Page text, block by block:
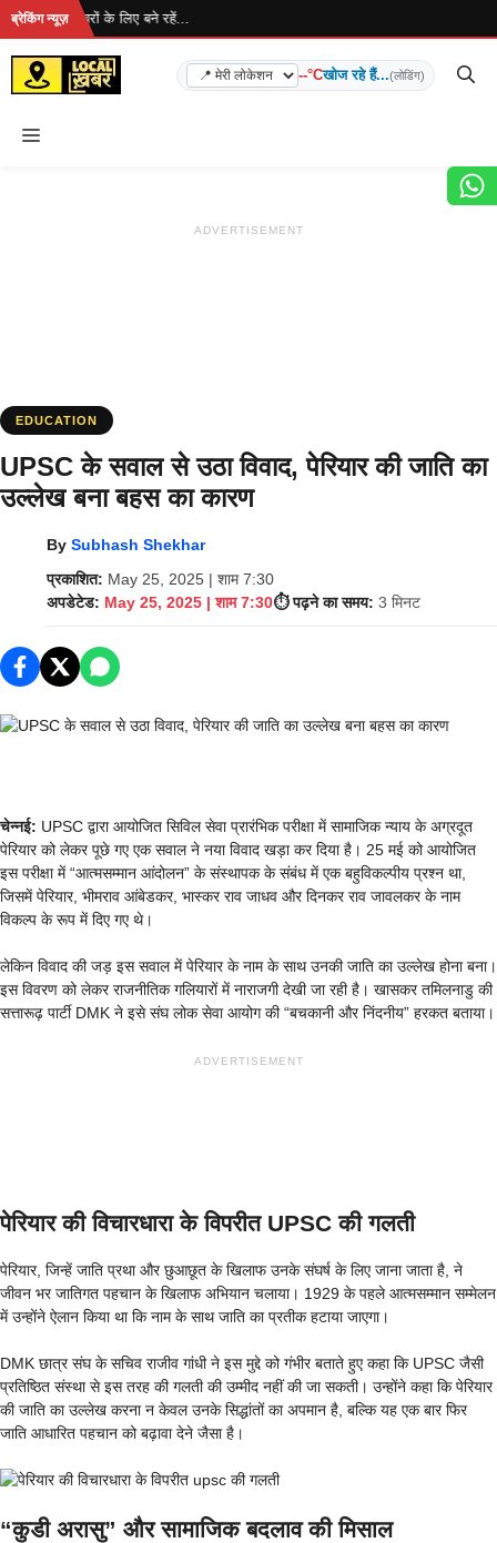
Skip
content
ब्रेकिंग न्यूज़
है... ताज़ा खबरों के लिए बने रहें...
--°Cखोज रहे हैं...(लोडिंग)
Menu
ADVERTISEMENT
EDUCATION
UPSC के सवाल से उठा विवाद, पेरियार की जाति का
उल्लेख बना बहस का कारण
By Subhash Shekhar
प्रकाशित: May 25, 2025 | शाम 7:30
अपडेटेड: May 25, 2025 | शाम 7:30⏱️ पढ़ने का समय: 3 मिनट
चेन्नई: UPSC द्वारा आयोजित सिविल सेवा प्रारंभिक परीक्षा में सामाजिक न्याय के अग्रदूत
पेरियार को लेकर पूछे गए एक सवाल ने नया विवाद खड़ा कर दिया है। 25 मई को आयोजित
इस परीक्षा में “आत्मसम्मान आंदोलन” के संस्थापक के संबंध में एक बहुविकल्पीय प्रश्न था,
जिसमें पेरियार, भीमराव आंबेडकर, भास्कर राव जाधव और दिनकर राव जावलकर के नाम
विकल्प के रूप में दिए गए थे।
लेकिन विवाद की जड़ इस सवाल में पेरियार के नाम के साथ उनकी जाति का उल्लेख होना बना।
इस विवरण को लेकर राजनीतिक गलियारों में नाराजगी देखी जा रही है। खासकर तमिलनाडु की
सत्तारूढ़ पार्टी DMK ने इसे संघ लोक सेवा आयोग की “बचकानी और निंदनीय” हरकत बताया।
ADVERTISEMENT
पेरियार की विचारधारा के विपरीत UPSC की गलती
पेरियार, जिन्हें जाति प्रथा और छुआछूत के खिलाफ उनके संघर्ष के लिए जाना जाता है, ने
जीवन भर जातिगत पहचान के खिलाफ अभियान चलाया। 1929 के पहले आत्मसम्मान सम्मेलन
में उन्होंने ऐलान किया था कि नाम के साथ जाति का प्रतीक हटाया जाएगा।
DMK छात्र संघ के सचिव राजीव गांधी ने इस मुद्दे को गंभीर बताते हुए कहा कि UPSC जैसी
प्रतिष्ठित संस्था से इस तरह की गलती की उम्मीद नहीं की जा सकती। उन्होंने कहा कि पेरियार
की जाति का उल्लेख करना न केवल उनके सिद्धांतों का अपमान है, बल्कि यह एक बार फिर
जाति आधारित पहचान को बढ़ावा देने जैसा है।
“कुडी अरासु” और सामाजिक बदलाव की मिसाल